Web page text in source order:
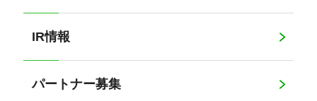
IR情報
パートナー募集